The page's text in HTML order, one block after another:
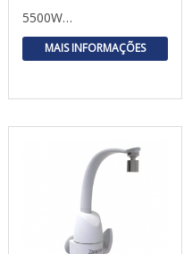
5500W…
MAIS INFORMAÇÕES